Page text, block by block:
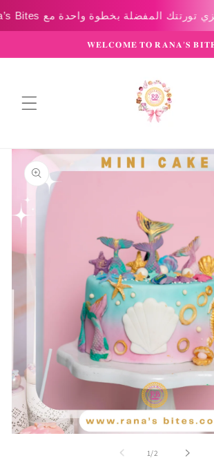
Skip to
content
𝐖𝐄𝐋𝐂𝐎𝐌𝐄 𝐓𝐎 𝐑𝐀𝐍𝐀’𝐒
Skip to
product
information
1 /
of2